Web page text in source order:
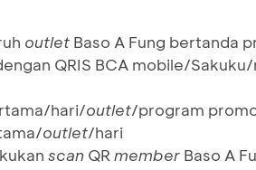
outlet Baso A Fung bertanda
QRIS BCA mobile/
hari/outlet/program
outlet/hari
scan QR member Baso A